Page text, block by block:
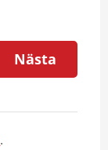
Nästa
.